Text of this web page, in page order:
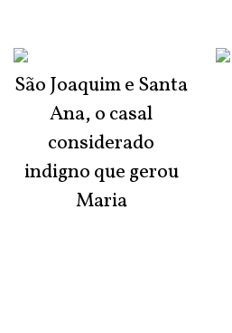
São Joaquim e Santa
Ana, o casal
considerado
indigno que gerou
Maria